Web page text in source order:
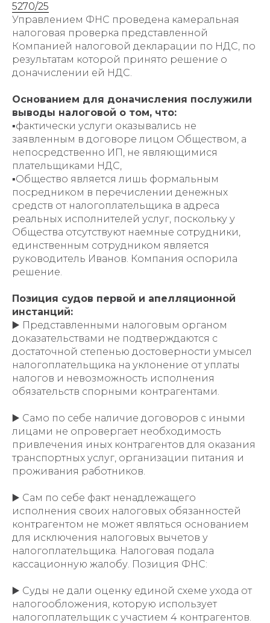
5270/25
Управлением ФНС проведена камеральная
налоговая проверка представленной
Компанией налоговой декларации по НДС, по
результатам которой принято решение о
доначислении ей НДС.
Основанием для доначисления послужили
выводы налоговой о том, что:
▪️фактически услуги оказывались не
заявленным в договоре лицом Обществом, а
непосредственно ИП, не являющимися
плательщиками НДС,
▪️Общество является лишь формальным
посредником в перечислении денежных
средств от налогоплательщика в адреса
реальных исполнителей услуг, поскольку у
Общества отсутствуют наемные сотрудники,
единственным сотрудником является
руководитель Иванов. Компания оспорила
решение.
Позиция судов первой и апелляционной
инстанций:
▶️ Представленными налоговым органом
доказательствами не подтверждаются с
достаточной степенью достоверности умысел
налогоплательщика на уклонение от уплаты
налогов и невозможность исполнения
обязательств спорными контрагентами.
▶️ Само по себе наличие договоров с иными
лицами не опровергает необходимость
привлечения иных контрагентов для оказания
транспортных услуг, организации питания и
проживания работников.
▶️ Сам по себе факт ненадлежащего
исполнения своих налоговых обязанностей
контрагентом не может являться основанием
для исключения налоговых вычетов у
налогоплательщика. Налоговая подала
кассационную жалобу. Позиция ФНС:
▶️ Суды не дали оценку единой схеме ухода от
налогообложения, которую использует
налогоплательщик с участием 4 контрагентов.